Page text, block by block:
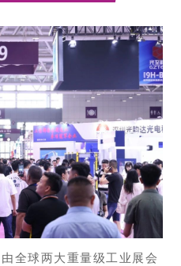
全球两大重量级工业展会